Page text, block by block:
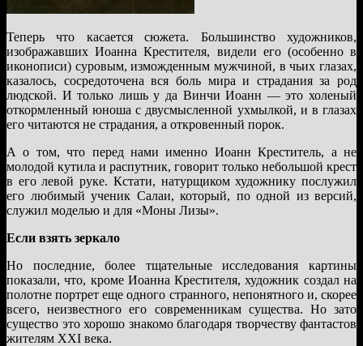
Теперь что касается сюжета. Большинство художников,
изображавших Иоанна Крестителя, видели его (особенно в
иконописи) суровым, изможденным мужчиной, в чьих глазах,
казалось, сосредоточена вся боль мира и страдания за род
людской. И только лишь у да Винчи Иоанн — это холеный
откормленный юноша с двусмысленной ухмылкой, и в глазах
его читаются не страдания, а откровенный порок.
А о том, что перед нами именно Иоанн Креститель, а не
молодой кутила и распутник, говорит только небольшой крест
в его левой руке. Кстати, натурщиком художнику послужил
его любимый ученик Салаи, который, по одной из версий,
служил моделью и для «Моны Лизы».
Если взять зеркало
Но последние, более тщательные исследования картины
показали, что, кроме Иоанна Крестителя, художник создал на
полотне портрет еще одного странного, непонятного и, скорее
всего, неизвестного его современникам существа. Но зато
существо это хорошо знакомо благодаря творчеству фантастов
жителям XXI века.